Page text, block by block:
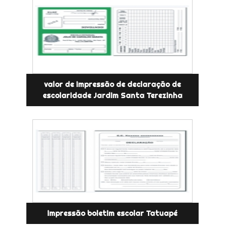
valor de impressão de declaração de
escolaridade Jardim Santa Terezinha
impressão boletim escolar Tatuapé